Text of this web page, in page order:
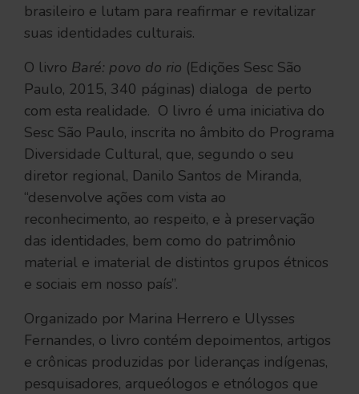
brasileiro e lutam para reafirmar e revitalizar
suas identidades culturais.
O livro Baré: povo do rio (Edições Sesc São
Paulo, 2015, 340 páginas) dialoga de perto
com esta realidade. O livro é uma iniciativa do
Sesc São Paulo, inscrita no âmbito do Programa
Diversidade Cultural, que, segundo o seu
diretor regional, Danilo Santos de Miranda,
“desenvolve ações com vista ao
reconhecimento, ao respeito, e à preservação
das identidades, bem como do patrimônio
material e imaterial de distintos grupos étnicos
e sociais em nosso país”.
Organizado por Marina Herrero e Ulysses
Fernandes, o livro contém depoimentos, artigos
e crônicas produzidas por lideranças indígenas,
pesquisadores, arqueólogos e etnólogos que